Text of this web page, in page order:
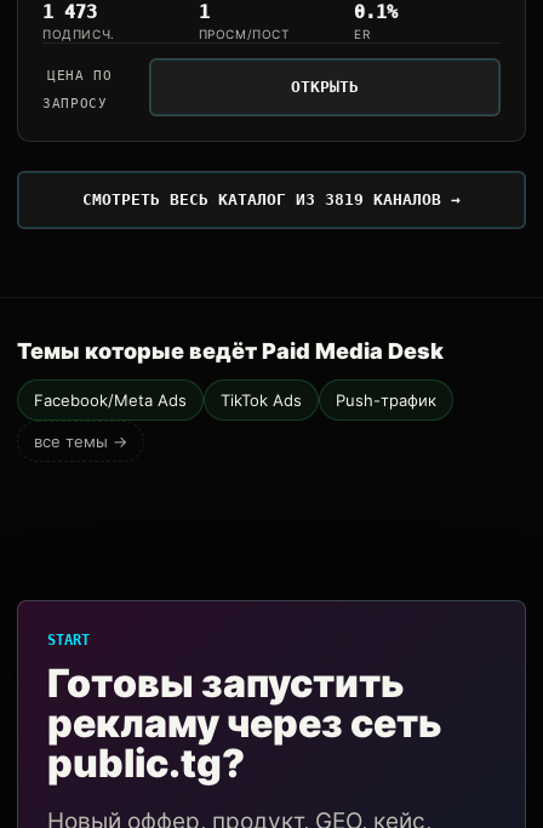
1 473
ПОДПИСЧ.
1
ПРОСМ/ПОСТ
0.1%
ER
ЦЕНА ПО
ЗАПРОСУ
ОТКРЫТЬ
СМОТРЕТЬ ВЕСЬ КАТАЛОГ ИЗ 3819 КАНАЛОВ →
Темы которые ведёт Paid Media Desk
Facebook/Meta Ads TikTok Ads Push-трафик
все темы →
START
Готовы запустить
рекламу через сеть
public.tg?
Новый оффер, продукт, GEO, кейс,